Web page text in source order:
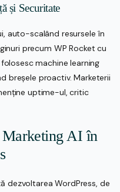
și Securitate
auto-scalând resursele în
precum WP Rocket cu
machine learning
breșele proactiv. Marketerii
uptime-ul, critic
Marketing AI în
dezvoltarea WordPress, de